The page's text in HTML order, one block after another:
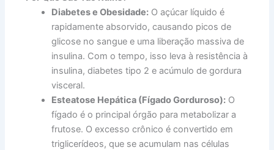
Diabetes e Obesidade: O açúcar líquido é
rapidamente absorvido, causando picos de
glicose no sangue e uma liberação massiva de
insulina. Com o tempo, isso leva à resistência à
insulina, diabetes tipo 2 e acúmulo de gordura
visceral.
Esteatose Hepática (Fígado Gorduroso): O
fígado é o principal órgão para metabolizar a
frutose. O excesso crônico é convertido em
triglicerídeos, que se acumulam nas células